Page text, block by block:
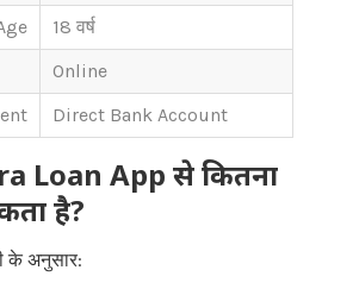
18 वर्ष
Online
Direct Bank Account
Loan App से कितना
है?
के अनुसार: